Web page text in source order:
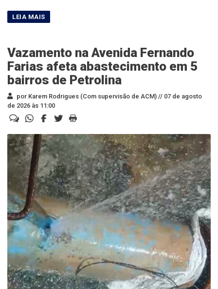
Vazamento na Avenida Fernando
Farias afeta abastecimento em 5
bairros de Petrolina
por Karem Rodrigues (Com supervisão de ACM) // 07 de agosto
de 2026 às 11:00